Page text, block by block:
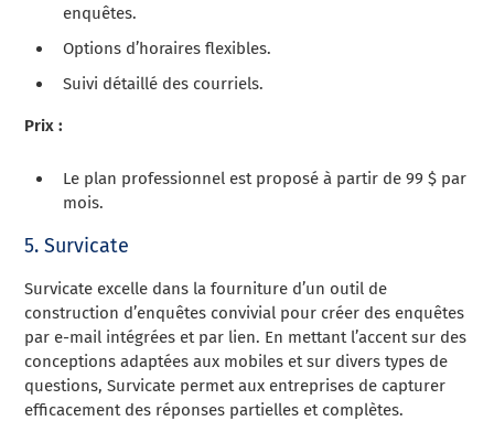
enquêtes.
Options d’horaires flexibles.
Suivi détaillé des courriels.
Prix :
Le plan professionnel est proposé à partir de 99 $ par
mois.
5. Survicate
Survicate excelle dans la fourniture d’un outil de
construction d’enquêtes convivial pour créer des enquêtes
par e-mail intégrées et par lien. En mettant l’accent sur des
conceptions adaptées aux mobiles et sur divers types de
questions, Survicate permet aux entreprises de capturer
efficacement des réponses partielles et complètes.